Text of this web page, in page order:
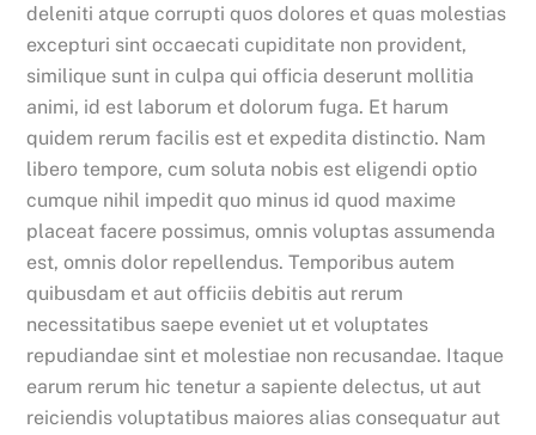
deleniti atque corrupti quos dolores et quas molestias
excepturi sint occaecati cupiditate non provident,
similique sunt in culpa qui officia deserunt mollitia
animi, id est laborum et dolorum fuga. Et harum
quidem rerum facilis est et expedita distinctio. Nam
libero tempore, cum soluta nobis est eligendi optio
cumque nihil impedit quo minus id quod maxime
placeat facere possimus, omnis voluptas assumenda
est, omnis dolor repellendus. Temporibus autem
quibusdam et aut officiis debitis aut rerum
necessitatibus saepe eveniet ut et voluptates
repudiandae sint et molestiae non recusandae. Itaque
earum rerum hic tenetur a sapiente delectus, ut aut
reiciendis voluptatibus maiores alias consequatur aut